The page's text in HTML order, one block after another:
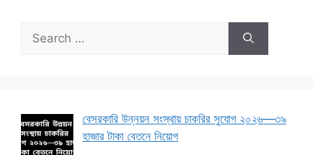
for:
বেসরকারি উন্নয়ন সংস্থায় চাকরির সুযোগ ২০২৬—৩৯
হাজার টাকা বেতনে নিয়োগ